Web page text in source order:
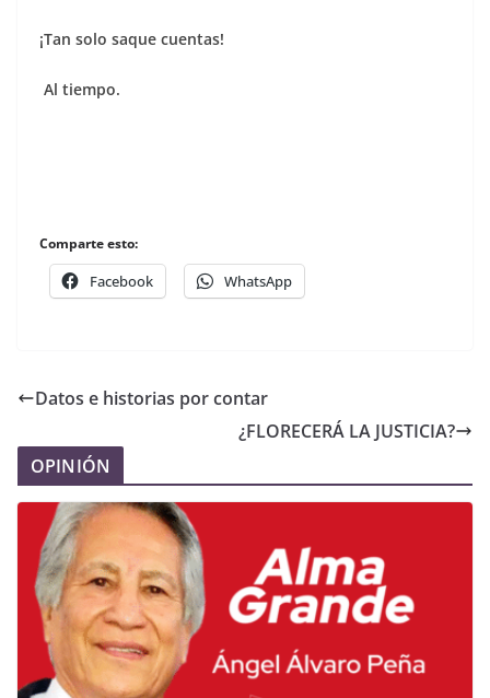
¡Tan solo saque cuentas!
Al tiempo.
Comparte esto:
Facebook WhatsApp
Datos e historias por contar
¿FLORECERÁ LA JUSTICIA?
OPINIÓN